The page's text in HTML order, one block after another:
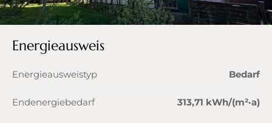
Energieausweis
Energieausweistyp Bedarf
Endenergiebedarf 313,71 kWh/(m²·a)